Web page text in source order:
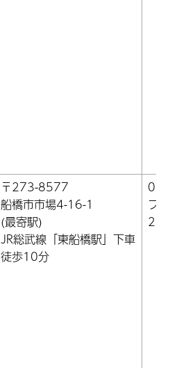
〒273-8577
船橋市市場4-16-1
(最寄駅)
JR総武線「東船橋駅」下車
徒歩10分
フ